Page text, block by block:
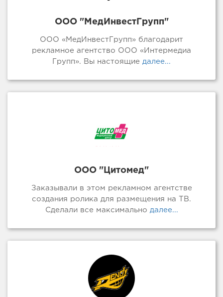
ООО "МедИнвестГрупп"
ООО «МедИнвестГрупп» благодарит
рекламное агентство ООО «Интермедиа
Групп». Вы настоящие далее...
ООО "Цитомед"
Заказывали в этом рекламном агентстве
создания ролика для размещения на ТВ.
Сделали все максимально далее...